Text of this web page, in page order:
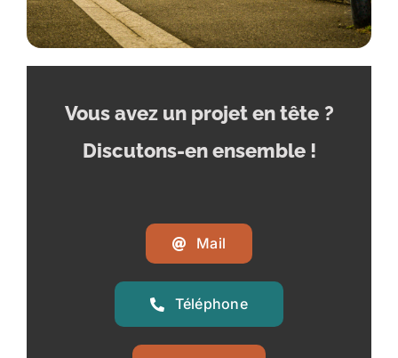
Vous avez un projet en tête ?
Discutons-en ensemble !
Mail
Téléphone